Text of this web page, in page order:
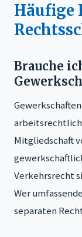
Häufige
Brauche
Mitgliedschaft
Verkehrsrecht
Wer
separaten